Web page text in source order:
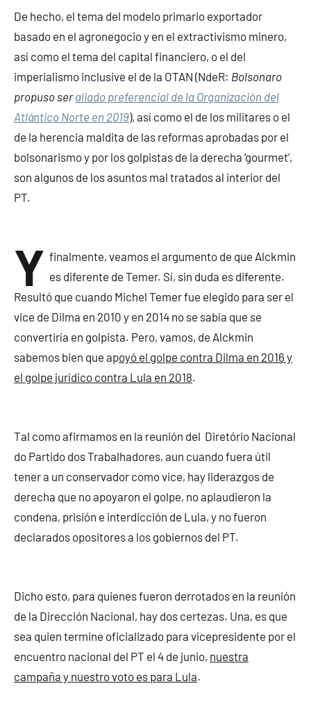
De hecho, el tema del modelo primario exportador
basado en el agronegocio y en el extractivismo minero,
así como el tema del capital financiero, o el del
imperialismo inclusive el de la OTAN (NdeR: Bolsonaro
propuso seraliado preferencial de la Organización del
Atlántico Norte en 2019), así como el de los militares o el
de la herencia maldita de las reformas aprobadas por el
bolsonarismo y por los golpistas de la derecha ‘gourmet’,
son algunos de los asuntos mal tratados al interior del
PT.
Y finalmente, veamos el argumento de que Alckmin
es diferente de Temer. Sí, sin duda es diferente.
Resultó que cuando Michel Temer fue elegido para ser el
vice de Dilma en 2010 y en 2014 no se sabía que se
convertiría en golpista. Pero, vamos, de Alckmin
sabemos bien que apoyó el golpe contra Dilma en 2016 y
el golpe jurídico contra Lula en 2018.
Tal como afirmamos en la reunión del Diretório Nacional
do Partido dos Trabalhadores, aun cuando fuera útil
tener a un conservador como vice, hay liderazgos de
derecha que no apoyaron el golpe, no aplaudieron la
condena, prisión e interdicción de Lula, y no fueron
declarados opositores a los gobiernos del PT.
Dicho esto, para quienes fueron derrotados en la reunión
de la Dirección Nacional, hay dos certezas. Una, es que
sea quien termine oficializado para vicepresidente por el
encuentro nacional del PT el 4 de junio, nuestra
campaña y nuestro voto es para Lula.